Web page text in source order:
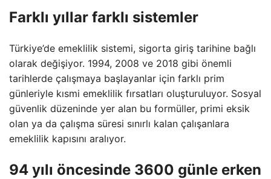
Farklı yıllar farklı sistemler
Türkiye’de emeklilik sistemi, sigorta giriş tarihine bağlı
olarak değişiyor. 1994, 2008 ve 2018 gibi önemli
tarihlerde çalışmaya başlayanlar için farklı prim
günleriyle kısmi emeklilik fırsatları oluşturuluyor. Sosyal
güvenlik düzeninde yer alan bu formüller, primi eksik
olan ya da çalışma süresi sınırlı kalan çalışanlara
emeklilik kapısını aralıyor.
94 yılı öncesinde 3600 günle erken